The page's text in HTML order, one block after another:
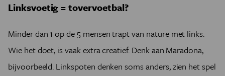
Linksvoetig = tovervoetbal?
Minder dan 1 op de 5 mensen trapt van nature met links.
Wie het doet, is vaak extra creatief. Denk aan Maradona,
bijvoorbeeld. Linkspoten denken soms anders, zien het spel